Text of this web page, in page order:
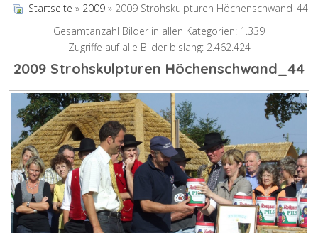
Startseite » 2009 » 2009 Strohskulpturen Höchenschwand_44
Gesamtanzahl Bilder in allen Kategorien: 1.339
Zugriffe auf alle Bilder bislang: 2.462.424
2009 Strohskulpturen Höchenschwand_44